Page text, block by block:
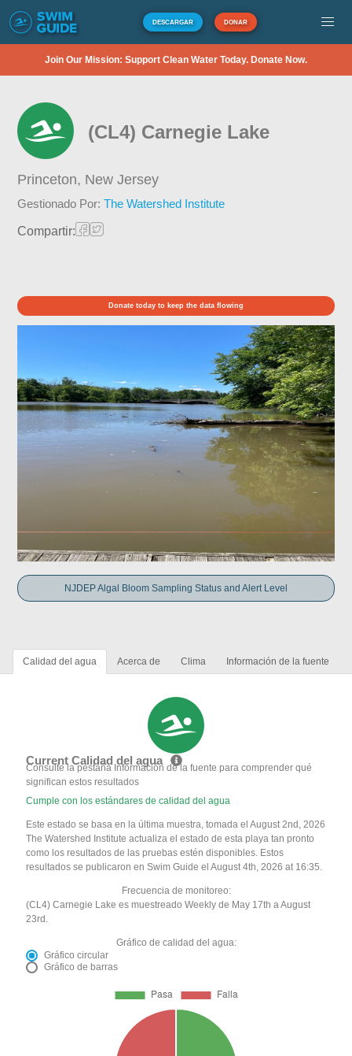
DESCARGAR DONAR
Join Our Mission: Support Clean Water Today. Donate Now.
(CL4) Carnegie Lake
Princeton, New Jersey
Gestionado Por:The Watershed Institute
Compartir:
Donate today to keep the data flowing
NJDEP Algal Bloom Sampling Status and Alert Level
Calidad del agua Acerca de Clima Información de la fuente
Current Calidad del agua
Consulte la pestaña Información de la fuente para comprender qué
significan estos resultados
Cumple con los estándares de calidad del agua
Este estado se basa en la última muestra, tomada el August 2nd, 2026
The Watershed Institute actualiza el estado de esta playa tan pronto
como los resultados de las pruebas estén disponibles. Estos
resultados se publicaron en Swim Guide el August 4th, 2026 at 16:35.
Frecuencia de monitoreo:
(CL4) Carnegie Lake es muestreado Weekly de May 17th a August
23rd.
Gráfico de calidad del agua:
Gráfico circular
Gráfico de barras